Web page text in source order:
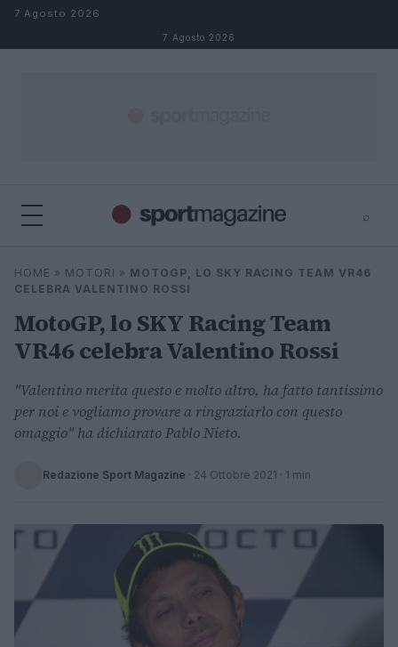
Salta al contenuto
7 Agosto 2026
7 Agosto 2026
⌕
Cerca
⌕ ×
HOME » MOTORI » MOTOGP, LO SKY RACING TEAM VR46
CELEBRA VALENTINO ROSSI
MotoGP, lo SKY Racing Team
VR46 celebra Valentino Rossi
"Valentino merita questo e molto altro, ha fatto tantissimo
per noi e vogliamo provare a ringraziarlo con questo
omaggio" ha dichiarato Pablo Nieto.
Redazione Sport Magazine · 24 Ottobre 2021 · 1 min